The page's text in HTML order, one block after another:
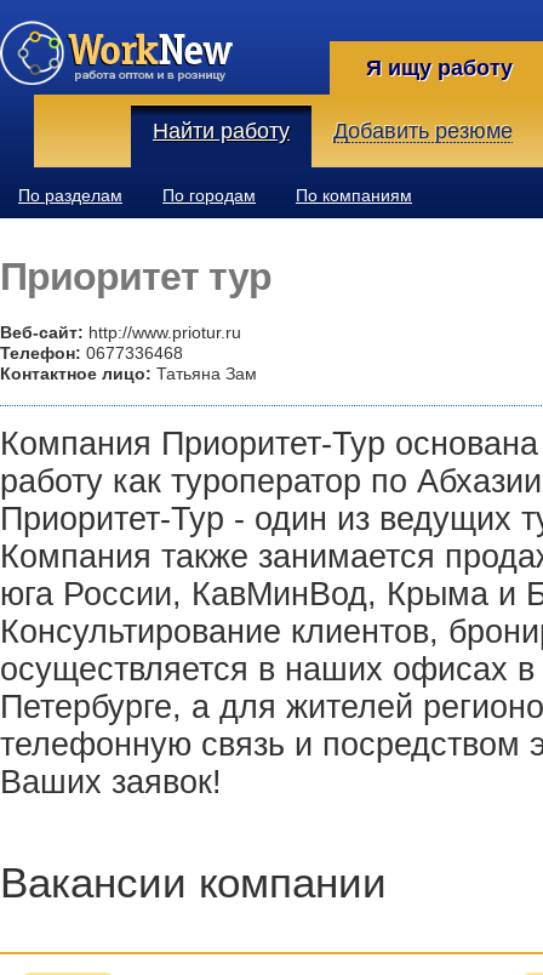
Я ищу работу
Найти работу Добавить резюме
По разделам По городам По компаниям
Приоритет тур
Веб-сайт: http://www.priotur.ru
Телефон: 0677336468
Контактное лицо: Татьяна Зам
Компания Приоритет-Тур
работу как туроператор по
Приоритет-Тур - один из ведущих
Компания также занимается
юга России, КавМинВод, Крыма и
Консультирование клиентов,
осуществляется в наших офисах
Петербурге, а для жителей
телефонную связь и посредством
Ваших заявок!
Вакансии компании